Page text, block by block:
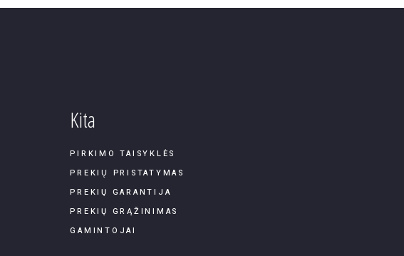
Kita
PIRKIMO TAISYKLĖS
PREKIŲ PRISTATYMAS
PREKIŲ GARANTIJA
PREKIŲ GRĄŽINIMAS
GAMINTOJAI